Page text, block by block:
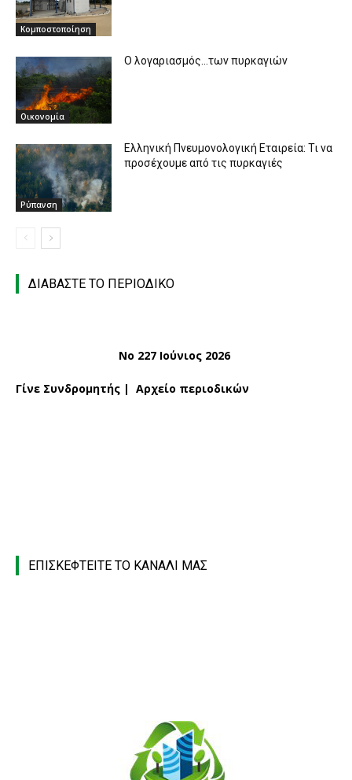
Κομποστοποίηση
Οικονομία
O λογαριασμός…των πυρκαγιών
Ρύπανση
Ελληνική Πνευμονολογική Εταιρεία: Τι να
προσέχουμε από τις πυρκαγιές
ΔΙΑΒΑΣΤΕ ΤΟ ΠΕΡΙΟΔΙΚΟ
Νο 227 Ιούνιος 2026
Γίνε Συνδρομητής | Αρχείο περιοδικών
ΕΠΙΣΚΕΦΤΕΙΤΕ ΤΟ ΚΑΝΑΛΙ ΜΑΣ